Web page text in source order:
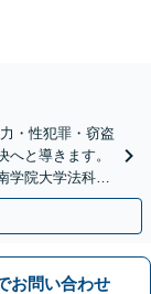
・性犯罪・窃盗
と導きます。
学院大学法科大
お問い合わせ